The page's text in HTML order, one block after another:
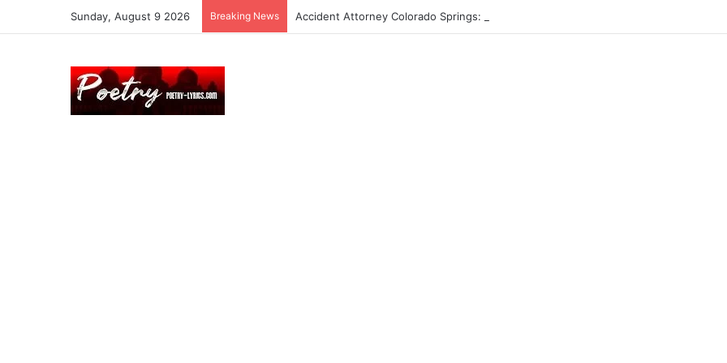
Sunday, August 9 2026 Breaking News Accident Attorney Colorado Springs: A Comprehensive Guide